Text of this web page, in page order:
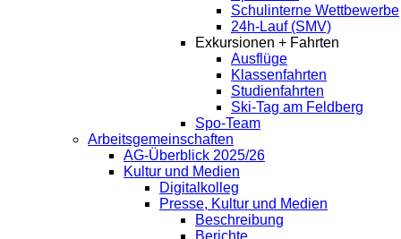
Schulinterne Wettbewerbe
24h-Lauf (SMV)
Exkursionen + Fahrten
Ausflüge
Klassenfahrten
Studienfahrten
Ski-Tag am Feldberg
Spo-Team
Arbeitsgemeinschaften
AG-Überblick 2025/26
Kultur und Medien
Digitalkolleg
Presse, Kultur und Medien
Beschreibung
Berichte